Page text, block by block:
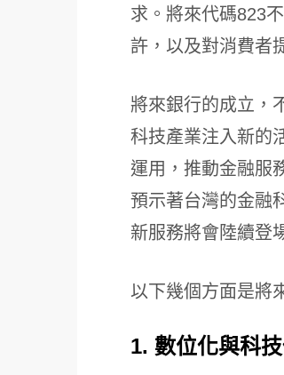
求。將來代碼823
許，以及對消費者
將來銀行的成立，
科技產業注入新的
運用，推動金融服
預示著台灣的金融
新服務將會陸續登
以下幾個方面是將
1. 數位化與科